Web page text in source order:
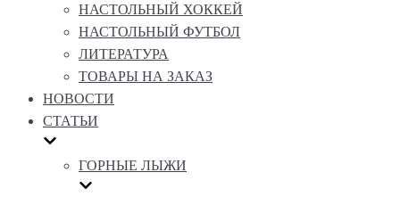
НАСТОЛЬНЫЙ ХОККЕЙ
НАСТОЛЬНЫЙ ФУТБОЛ
ЛИТЕРАТУРА
ТОВАРЫ НА ЗАКАЗ
НОВОСТИ
СТАТЬИ
ГОРНЫЕ ЛЫЖИ